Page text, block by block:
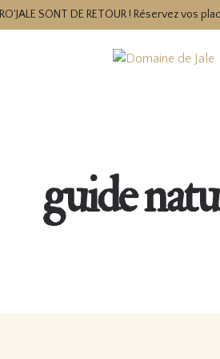
SONT DE RETOUR ! Réservez vos
guide